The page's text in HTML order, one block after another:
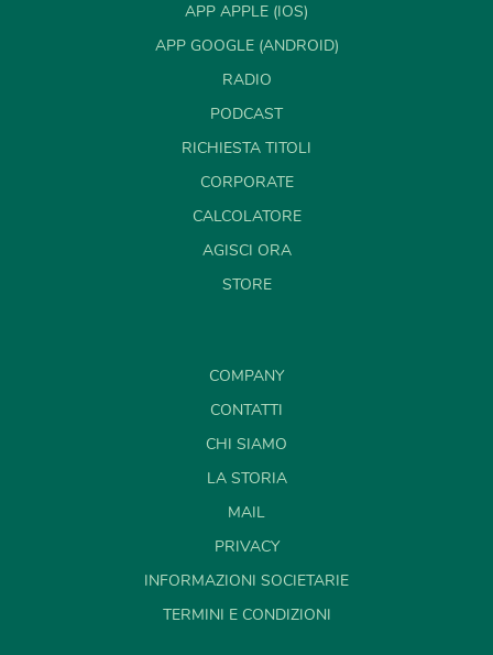
APP APPLE (IOS)
APP GOOGLE (ANDROID)
RADIO
PODCAST
RICHIESTA TITOLI
CORPORATE
CALCOLATORE
AGISCI ORA
STORE
COMPANY
CONTATTI
CHI SIAMO
LA STORIA
MAIL
PRIVACY
INFORMAZIONI SOCIETARIE
TERMINI E CONDIZIONI